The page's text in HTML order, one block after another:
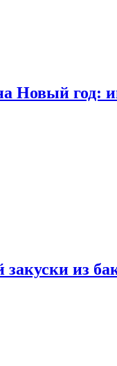
Новый год:
закуски из